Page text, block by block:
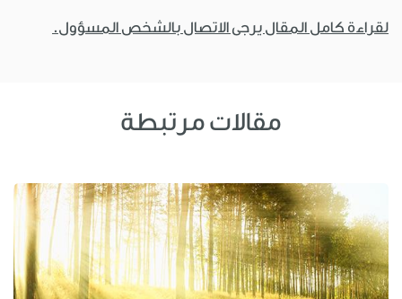
لقراءة كامل المقال يرجى الاتصال بالشخص المسؤول.
مقالات مرتبطة